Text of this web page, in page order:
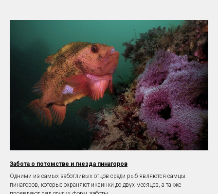
Забота о потомстве и гнезда пинагоров
Одними из самых заботливых отцов среди рыб являются самцы
пинагоров, которые охраняют икринки до двух месяцев, а также